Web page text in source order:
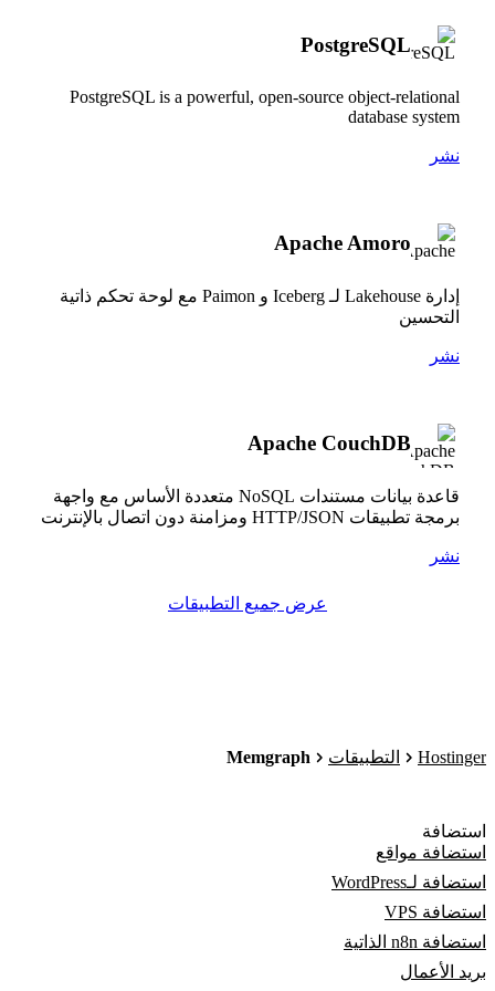
PostgreSQL
PostgreSQL is a powerful, open-source object-relational
database system
نشر
Apache Amoro
إدارة Lakehouse لـ Iceberg و Paimon مع لوحة تحكم ذاتية
التحسين
نشر
Apache CouchDB
قاعدة بيانات مستندات NoSQL متعددة الأساس مع واجهة
برمجة تطبيقات HTTP/JSON ومزامنة دون اتصال بالإنترنت
نشر
عرض جميع التطبيقات
Hostinger التطبيقات Memgraph
استضافة
استضافة مواقع
استضافة لـWordPress
استضافة VPS
استضافة n8n الذاتية
بريد الأعمال